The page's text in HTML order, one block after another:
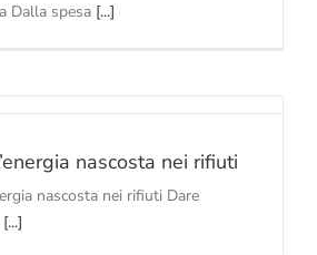
Dalla spesa [...]
nascosta nei rifiuti
nascosta nei rifiuti Dare
[...]